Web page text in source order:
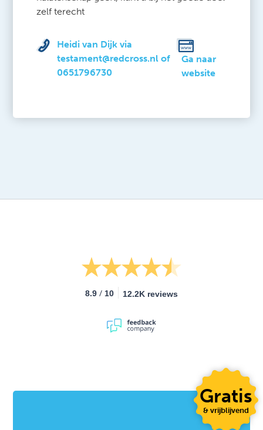
zelf terecht
Heidi van Dijk via
testament@redcross.nl of
0651796730
Ga naar
website
8.9 / 10 12.2K reviews
Gratis
& vrijblijvend